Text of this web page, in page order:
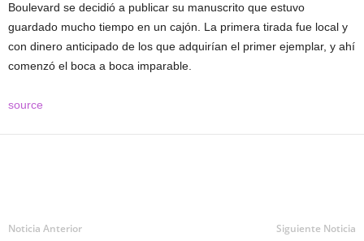
Boulevard se decidió a publicar su manuscrito que estuvo
guardado mucho tiempo en un cajón. La primera tirada fue local y
con dinero anticipado de los que adquirían el primer ejemplar, y ahí
comenzó el boca a boca imparable.
source
Noticia Anterior Siguiente Noticia